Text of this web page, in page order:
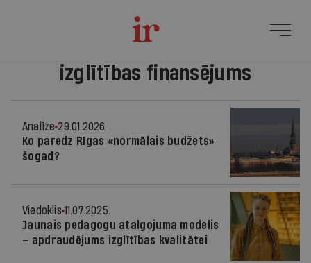
izglītības finansējums
Analīze 29.01.2026.
Ko paredz Rīgas «normālais budžets»
šogad?
Viedoklis 11.07.2025.
Jaunais pedagogu atalgojuma modelis
– apdraudējums izglītības kvalitātei